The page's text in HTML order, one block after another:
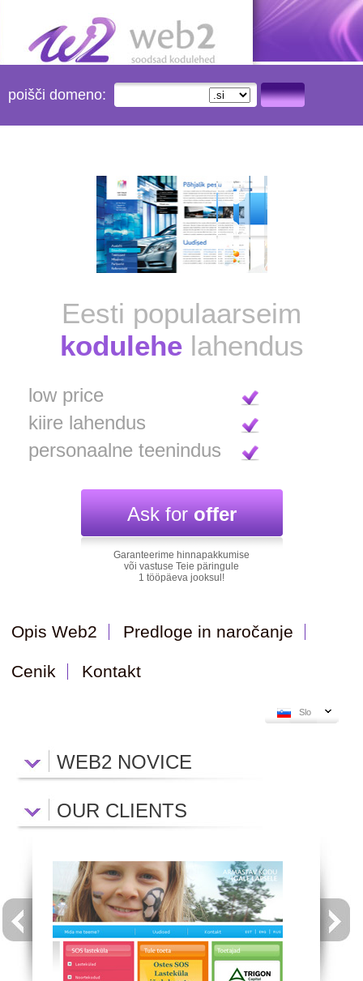
poišči domeno:
Eesti populaarseim
kodulehe lahendus
low price
kiire lahendus
personaalne teenindus
Ask foroffer
Garanteerime hinnapakkumise
või vastuse Teie päringule
1 tööpäeva jooksul!
Opis Web2 Predloge in naročanje
Cenik Kontakt
Slo
WEB2 NOVICE
OUR CLIENTS